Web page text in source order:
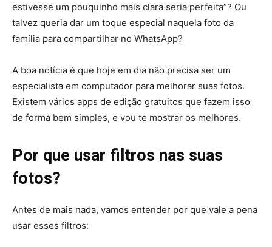
estivesse um pouquinho mais clara seria perfeita”? Ou
talvez queria dar um toque especial naquela foto da
família para compartilhar no WhatsApp?
A boa notícia é que hoje em dia não precisa ser um
especialista em computador para melhorar suas fotos.
Existem vários apps de edição gratuitos que fazem isso
de forma bem simples, e vou te mostrar os melhores.
Por que usar filtros nas suas
fotos?
Antes de mais nada, vamos entender por que vale a pena
usar esses filtros: